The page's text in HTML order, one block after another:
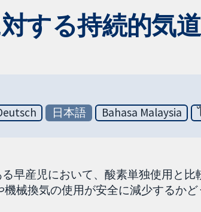
する持続的気
日本語 Bahasa Malaysia
早産児において、酸素単独使用と比
械換気の使用が安全に減少するかど